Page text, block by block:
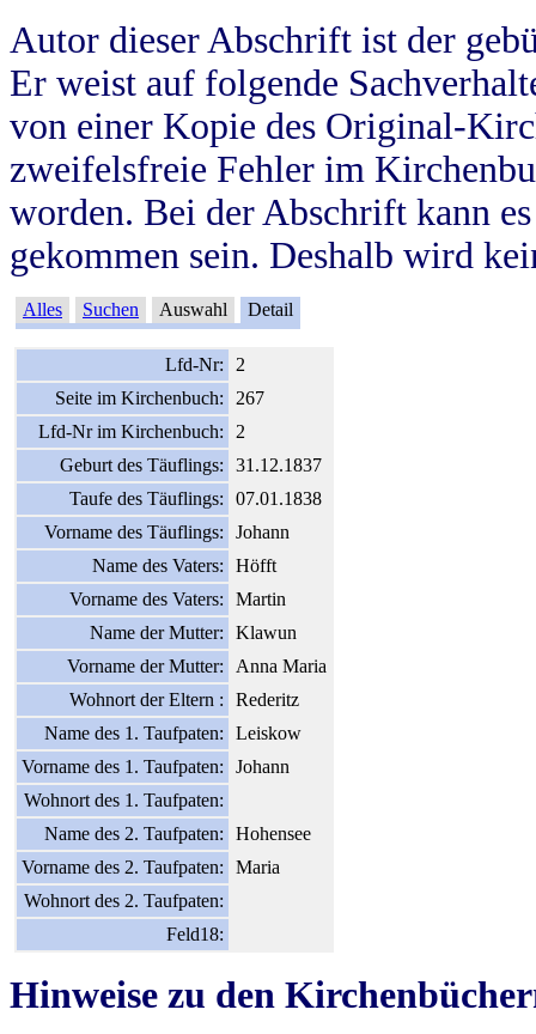
Autor dieser Abschrift ist der
Er weist auf folgende
von einer Kopie des Original-
zweifelsfreie Fehler im
worden. Bei der Abschrift kann
gekommen sein. Deshalb wird
Alles Suchen Auswahl Detail
Lfd-Nr:
2
Seite im Kirchenbuch:
267
Lfd-Nr im Kirchenbuch:
2
Geburt des Täuflings:
31.12.1837
Taufe des Täuflings:
07.01.1838
Vorname des Täuflings:
Johann
Name des Vaters:
Höfft
Vorname des Vaters:
Martin
Name der Mutter:
Klawun
Vorname der Mutter:
Anna Maria
Wohnort der Eltern :
Rederitz
Name des 1. Taufpaten:
Leiskow
Vorname des 1. Taufpaten:
Johann
Wohnort des 1. Taufpaten:
Name des 2. Taufpaten:
Hohensee
Vorname des 2. Taufpaten:
Maria
Wohnort des 2. Taufpaten:
Feld18:
Hinweise zu den